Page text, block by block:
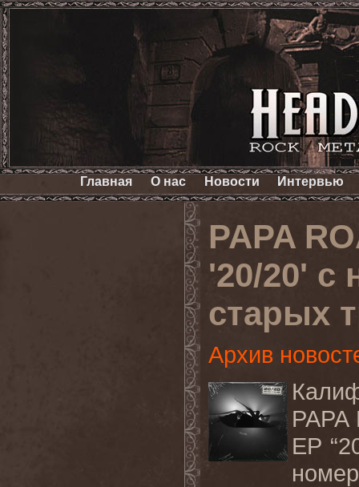
Главная О нас Новости Интервью
PAPA
'20/20' с
старых
Архив
EP